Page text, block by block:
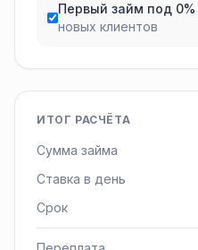
Первый займ под 0%
новых клиентов
ИТОГ РАСЧЁТА
Сумма займа
Ставка в день
Срок